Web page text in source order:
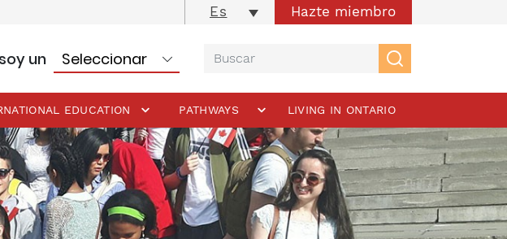
Es Hazte miembro
un
EDUCATION PATHWAYS LIVING IN ONTARIO